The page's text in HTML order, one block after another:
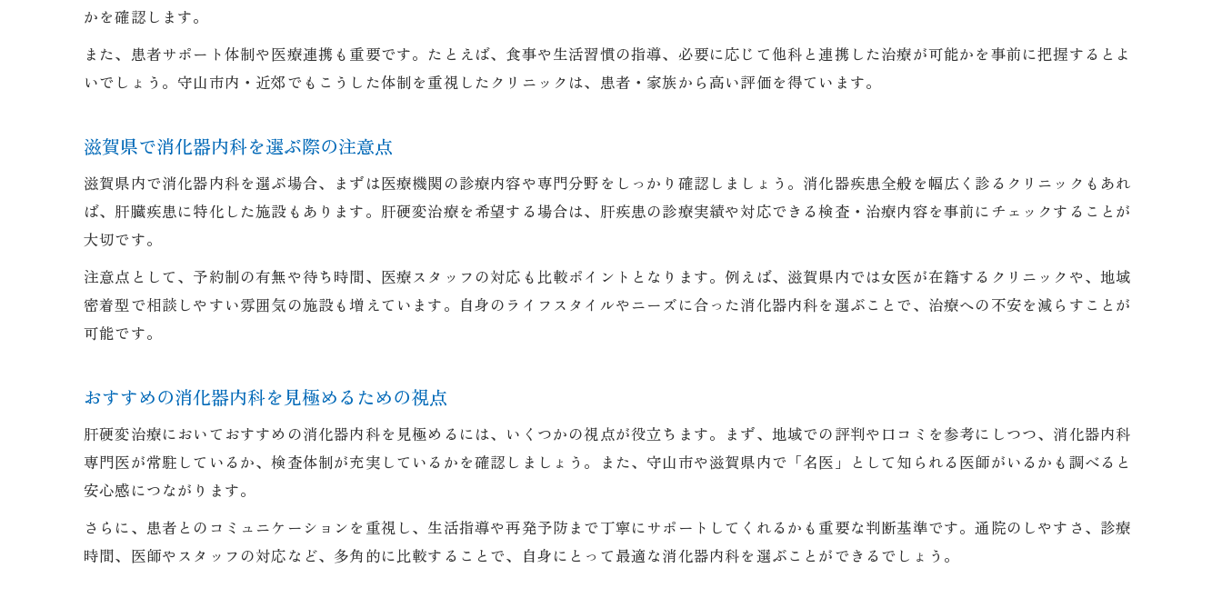
消化器内科で安心できる説明やサポート事例
滋賀県で消化器内科を受診するメリット
守山市で信頼される消化器内科の治療体験談
肝疾患治療に強い消化器内科の連携体制
滋賀県の消化器内科で受けるアフターケアとは
かを確認します。
また、患者サポート体制や医療連携も重要です。たとえば、食事や生活習慣の指導、必要に応じて他科と連携した治療が可能かを事前に把握するとよ
いでしょう。守山市内・近郊でもこうした体制を重視したクリニックは、患者・家族から高い評価を得ています。
滋賀県で消化器内科を選ぶ際の注意点
滋賀県内で消化器内科を選ぶ場合、まずは医療機関の診療内容や専門分野をしっかり確認しましょう。消化器疾患全般を幅広く診るクリニックもあれ
ば、肝臓疾患に特化した施設もあります。肝硬変治療を希望する場合は、肝疾患の診療実績や対応できる検査・治療内容を事前にチェックすることが
大切です。
注意点として、予約制の有無や待ち時間、医療スタッフの対応も比較ポイントとなります。例えば、滋賀県内では女医が在籍するクリニックや、地域
密着型で相談しやすい雰囲気の施設も増えています。自身のライフスタイルやニーズに合った消化器内科を選ぶことで、治療への不安を減らすことが
可能です。
おすすめの消化器内科を見極めるための視点
肝硬変治療においておすすめの消化器内科を見極めるには、いくつかの視点が役立ちます。まず、地域での評判や口コミを参考にしつつ、消化器内科
専門医が常駐しているか、検査体制が充実しているかを確認しましょう。また、守山市や滋賀県内で「名医」として知られる医師がいるかも調べると
安心感につながります。
さらに、患者とのコミュニケーションを重視し、生活指導や再発予防まで丁寧にサポートしてくれるかも重要な判断基準です。通院のしやすさ、診療
時間、医師やスタッフの対応など、多角的に比較することで、自身にとって最適な消化器内科を選ぶことができるでしょう。